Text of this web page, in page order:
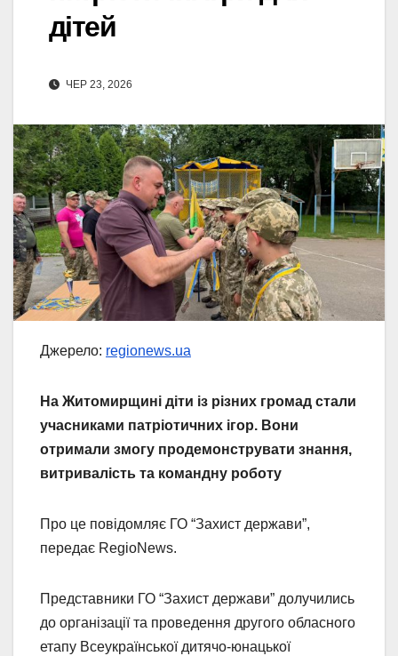
дітей
ЧЕР 23, 2026
Джерело: regionews.ua
На Житомирщині діти із різних громад стали
учасниками патріотичних ігор. Вони
отримали змогу продемонструвати знання,
витривалість та командну роботу
Про це повідомляє ГО “Захист держави”,
передає RegioNews.
Представники ГО “Захист держави” долучились
до організації та проведення другого обласного
етапу Всеукраїнської дитячо-юнацької